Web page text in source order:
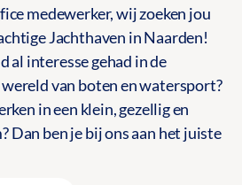
medewerker, wij zoeken jou
Jachthaven in Naarden!
al interesse gehad in de
van boten en watersport?
in een klein, gezellig en
Dan ben je bij ons aan het juiste